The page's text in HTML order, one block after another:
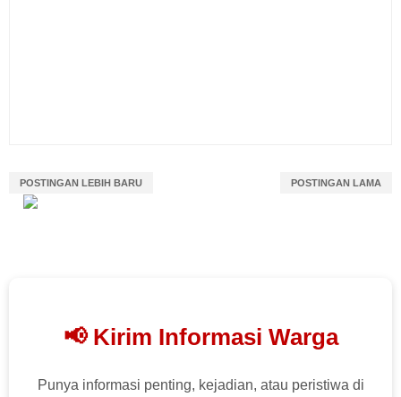
POSTINGAN LEBIH BARU POSTINGAN LAMA
📢 Kirim Informasi Warga
Punya informasi penting, kejadian, atau peristiwa di